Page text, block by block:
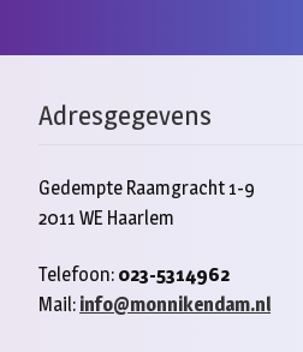
Adresgegevens
Gedempte Raamgracht 1-9
2011 WE Haarlem
Telefoon: 023-5314962
Mail: info@monnikendam.nl